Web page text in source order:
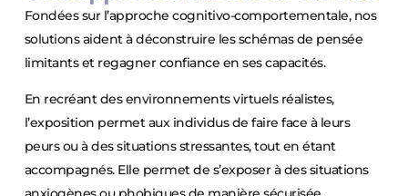
Fondées sur l’approche cognitivo-comportementale, nos
solutions aident à déconstruire les schémas de pensée
limitants et regagner confiance en ses capacités.
En recréant des environnements virtuels réalistes,
l’exposition permet aux individus de faire face à leurs
peurs ou à des situations stressantes, tout en étant
accompagnés. Elle permet de s’exposer à des situations